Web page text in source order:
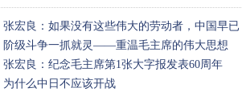
年。毛主席的大字报《炮打司
令部》，绝不是一般的文章，
而是开创历史新纪元的伟大历
史创举，由
张宏良：如果没有这些伟大的劳动者，中国早已
不是人类社会
阶级斗争一抓就灵——重温毛主席的伟大思想
张宏良：纪念毛主席第1张大字报发表60周年
为什么中日不应该开战